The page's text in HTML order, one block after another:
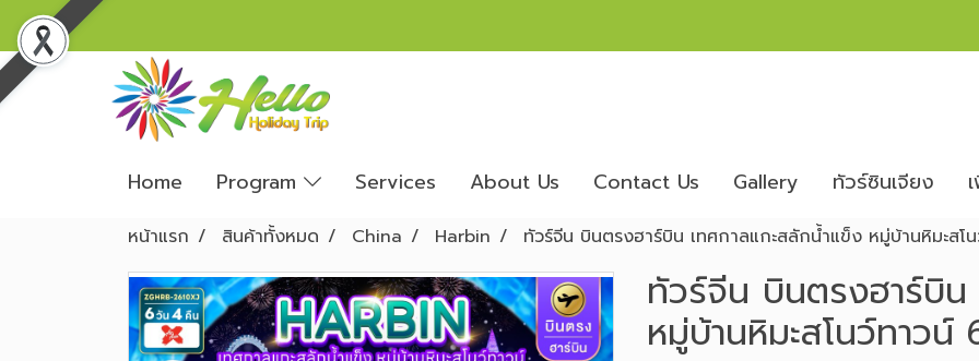
Home Program Services About Us Contact Us Gallery ทัวร์ซินเจียง
หน้าแรก สินค้าทั้งหมด China Harbin ทัวร์จีน บินตรงฮาร์บิน เทศกาลแกะสลักน้ำแข็ง หมู่บ้านหิมะส
ทัวร์จีน บินตรงฮาร์บิน
หมู่บ้านหิมะสโนว์ทาว